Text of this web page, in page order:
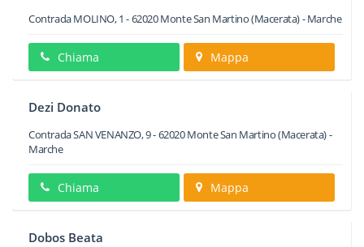
Contrada MOLINO, 1 -62020Monte San Martino(Macerata) -Marche
Chiama Mappa
Dezi Donato
Contrada SAN VENANZO, 9-62020Monte San Martino(Macerata) -
Marche
Chiama Mappa
Dobos Beata